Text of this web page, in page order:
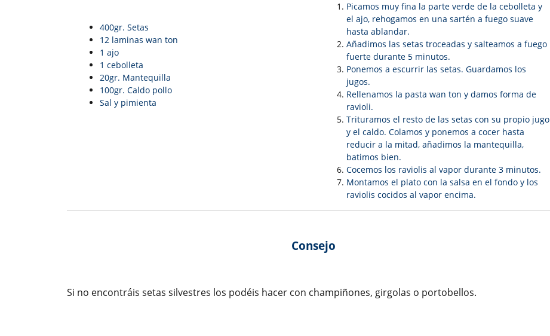
400gr. Setas
12 laminas wan ton
1 ajo
1 cebolleta
20gr. Mantequilla
100gr. Caldo pollo
Sal y pimienta
Picamos muy fina la parte verde de la cebolleta y
el ajo, rehogamos en una sartén a fuego suave
hasta ablandar.
Añadimos las setas troceadas y salteamos a fuego
fuerte durante 5 minutos.
Ponemos a escurrir las setas. Guardamos los
jugos.
Rellenamos la pasta wan ton y damos forma de
ravioli.
Trituramos el resto de las setas con su propio jugo
y el caldo. Colamos y ponemos a cocer hasta
reducir a la mitad, añadimos la mantequilla,
batimos bien.
Cocemos los raviolis al vapor durante 3 minutos.
Montamos el plato con la salsa en el fondo y los
raviolis cocidos al vapor encima.
Consejo
Si no encontráis setas silvestres los podéis hacer con champiñones, girgolas o portobellos.